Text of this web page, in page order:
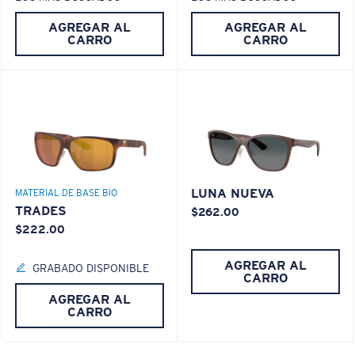
AGREGAR AL
CARRO
AGREGAR AL
CARRO
MATERIAL DE BASE BIO
TRADES
$222.00
GRABADO DISPONIBLE
AGREGAR AL
CARRO
LUNA NUEVA
$262.00
AGREGAR AL
CARRO